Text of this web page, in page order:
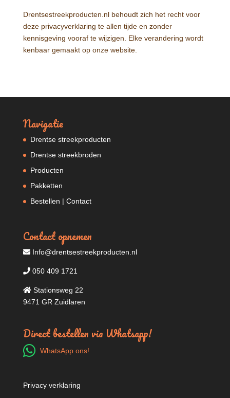
Drentsestreekproducten.nl behoudt zich het recht voor
deze privacyverklaring te allen tijde en zonder
kennisgeving vooraf te wijzigen. Elke verandering wordt
kenbaar gemaakt op onze website.
Navigatie
Drentse streekproducten
Drentse streekbroden
Producten
Pakketten
Bestellen | Contact
Contact opnemen
Info@drentsestreekproducten.nl
050 409 1721
Stationsweg 22
9471 GR Zuidlaren
Direct bestellen via Whatsapp!
WhatsApp ons!
Privacy verklaring